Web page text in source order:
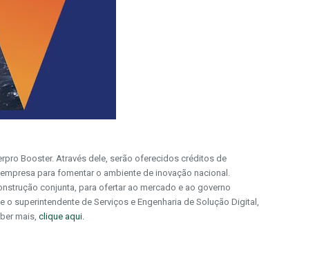
Booster. Através dele, serão oferecidos créditos de
para fomentar o ambiente de inovação nacional.
conjunta, para ofertar ao mercado e ao governo
superintendente de Serviços e Engenharia de Solução Digital,
mais,clique aqui.